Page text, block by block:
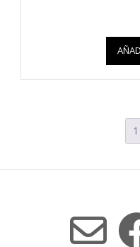
1